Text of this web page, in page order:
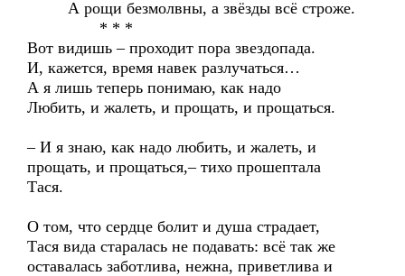
А рощи безмолвны, а звёзды всё строже.
* * *
Вот видишь – проходит пора звездопада.
И, кажется, время навек разлучаться…
А я лишь теперь понимаю, как надо
Любить, и жалеть, и прощать, и прощаться.
– И я знаю, как надо любить, и жалеть, и
прощать, и прощаться,– тихо прошептала
Тася.
О том, что сердце болит и душа страдает,
Тася вида старалась не подавать: всё так же
оставалась заботлива, нежна, приветлива и